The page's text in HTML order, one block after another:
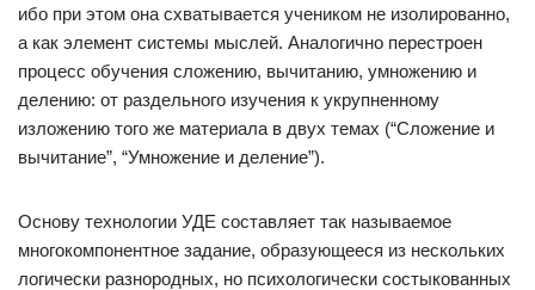
ибо при этом она схватывается учеником не изолированно,
а как элемент системы мыслей. Аналогично перестроен
процесс обучения сложению, вычитанию, умножению и
делению: от раздельного изучения к укрупненному
изложению того же материала в двух темах (“Сложение и
вычитание”, “Умножение и деление”).
Основу технологии УДЕ составляет так называемое
многокомпонентное задание, образующееся из нескольких
логически разнородных, но психологически состыкованных